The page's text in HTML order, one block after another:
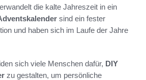
die kalte Jahreszeit in ein
sind ein fester
und haben sich im Laufe der Jahre
sich viele Menschen dafür, DIY
zu gestalten, um persönliche